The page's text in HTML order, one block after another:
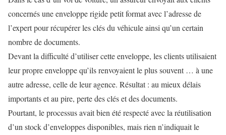
concernés une enveloppe rigide petit format avec l’adresse de
l’expert pour récupérer les clés du véhicule ainsi qu’un certain
nombre de documents.
Devant la difficulté d’utiliser cette enveloppe, les clients utilisaient
leur propre enveloppe qu’ils renvoyaient le plus souvent … à une
autre adresse, celle de leur agence. Résultat : au mieux délais
importants et au pire, perte des clés et des documents.
Pourtant, le processus avait bien été respecté avec la réutilisation
d’un stock d’enveloppes disponibles, mais rien n’indiquait le